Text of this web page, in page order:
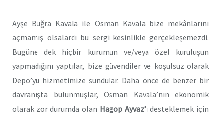
Ayşe Buğra Kavala ile Osman Kavala bize mekânlarını
açmamış olsalardı bu sergi kesinlikle gerçekleşemezdi.
Bugüne dek hiçbir kurumun ve/veya özel kuruluşun
yapmadığını yaptılar, bize güvendiler ve koşulsuz olarak
Depo’yu hizmetimize sundular. Daha önce de benzer bir
davranışta bulunmuşlar, Osman Kavala’nın ekonomik
olarak zor durumda olan Hagop Ayvaz’ı desteklemek için